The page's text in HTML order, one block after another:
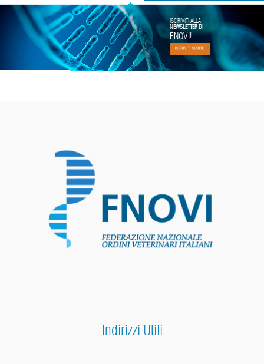
FNOVI!
ISCRIVITI SUBITO
ISCRIVITI ALLA
NEWSLETTER DI
Indirizzi Utili